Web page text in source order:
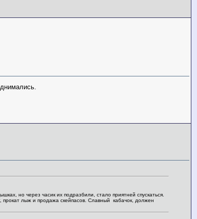
но через часик их подразбили, стало приятней спускаться.
прокат лыж и продажа скейпасов. Славный кабачок, должен